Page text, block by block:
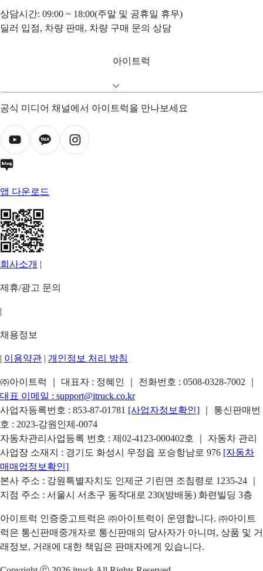
상담시간: 09:00 ~ 18:00(주말 및 공휴일 휴무)
딜러 입점, 차량 판매, 차량 구매 문의 상담
아이트럭
공식 미디어 채널에서 아이트럭을 만나보세요
앱 다운로드
회사소개 |
제휴/광고 문의
|
채용정보
| 이용약관 | 개인정보 처리 방침
㈜아이트럭 ｜ 대표자 : 정혜인 ｜ 전화번호 : 0508-0328-7002
대표 이메일 : support@itruck.co.kr
사업자등록번호 : 853-87-01781 [사업자정보확인]
｜ 통신판매번
호 : 2023-강원인제-0074
자동차관리사업등록 번호 : 제02-4123-000402호 ｜ 자동차 관리
사업장 소재지 : 경기도 화성시 우정읍 포승항남로 976 [자동차
매매업정보확인]
본사 주소 : 강원특별자치도 인제군 기린면 조침령로 1235-24 ｜
지점 주소 : 서울시 서초구 동작대로 230(방배동) 화련빌딩 3층
아이트럭 인증중고트럭은 ㈜아이트럭이 운영합니다. ㈜아이트
럭은 통신판매중개자로 통신판매의 당사자가 아니며, 상품 및 거
래정보, 거래에 대한 책임은 판매자에게 있습니다.